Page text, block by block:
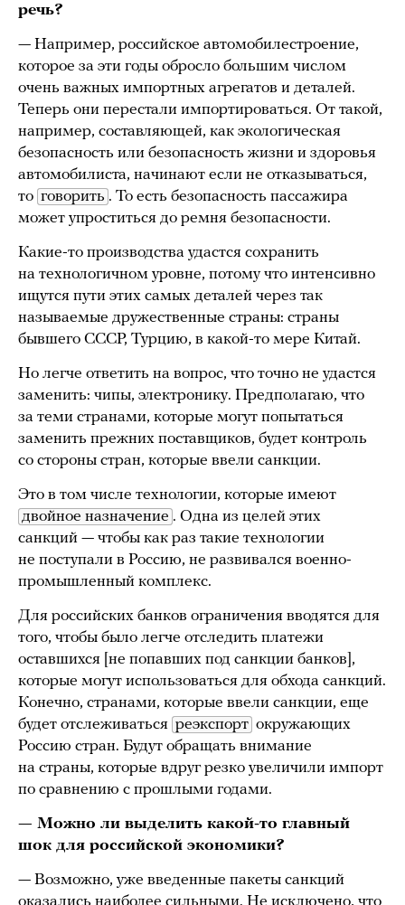
речь?
— Например, российское автомобилестроение,
которое за эти годы обросло большим числом
очень важных импортных агрегатов и деталей.
Теперь они перестали импортироваться. От такой,
например, составляющей, как экологическая
безопасность или безопасность жизни и здоровья
автомобилиста, начинают если не отказываться,
то говорить . То есть безопасность пассажира
может упроститься до ремня безопасности.
Какие-то производства удастся сохранить
на технологичном уровне, потому что интенсивно
ищутся пути этих самых деталей через так
называемые дружественные страны: страны
бывшего СССР, Турцию, в какой-то мере Китай.
Но легче ответить на вопрос, что точно не удастся
заменить: чипы, электронику. Предполагаю, что
за теми странами, которые могут попытаться
заменить прежних поставщиков, будет контроль
со стороны стран, которые ввели санкции.
Это в том числе технологии, которые имеют
двойное назначение . Одна из целей этих
санкций — чтобы как раз такие технологии
не поступали в Россию, не развивался военно-
промышленный комплекс.
Для российских банков ограничения вводятся для
того, чтобы было легче отследить платежи
оставшихся [не попавших под санкции банков],
которые могут использоваться для обхода санкций.
Конечно, странами, которые ввели санкции, еще
будет отслеживаться реэкспорт окружающих
Россию стран. Будут обращать внимание
на страны, которые вдруг резко увеличили импорт
по сравнению с прошлыми годами.
— Можно ли выделить какой-то главный
шок для российской экономики?
— Возможно, уже введенные пакеты санкций
оказались наиболее сильными. Не исключено, что